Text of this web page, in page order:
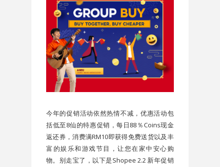
今年的促销活动依然热情不减，优惠活动包
括低至8仙的特惠促销，每日88％Coins现金
返还券，消费满RM10即获得免费送货以及丰
富的娱乐和游戏节目，让您在家中安心购
物。别走宝了，以下是Shopee 2.2 新年促销